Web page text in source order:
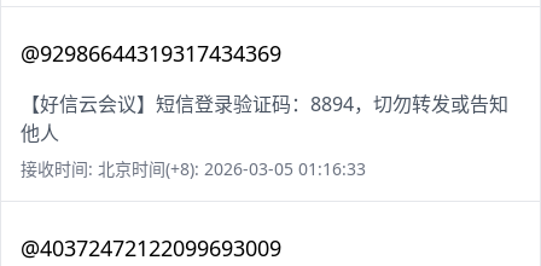
@92986644319317434369
【好信云会议】短信登录验证码：8894，切勿转发或告知
他人
接收时间: 北京时间(+8): 2026-03-05 01:16:33
@40372472122099693009